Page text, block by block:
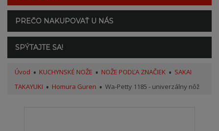
PREČO NAKUPOVAŤ U NÁS
SPÝTAJTE SA!
Úvod KUCHYNSKÉ NOŽE NOŽE PODĽA ZNAČIEK
SAKAI
TAKAYUKI
Homura Guren Wa-Petty 1185 - univerzálny nôž